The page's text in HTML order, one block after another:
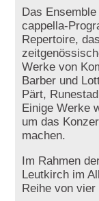
Das
cappella-
Repertoire,
Werke von
Barber und
Pärt,
Einige Werke
um das
machen.
Im Rahmen
Leutkirch im
Reihe von